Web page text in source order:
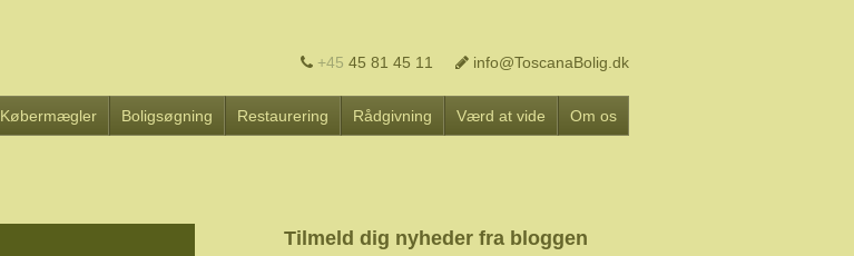
+45 45 81 45 11 info@ToscanaBolig.dk
Købermægler Boligsøgning Restaurering Rådgivning Værd at vide Om os
Tilmeld dig nyheder fra bloggen